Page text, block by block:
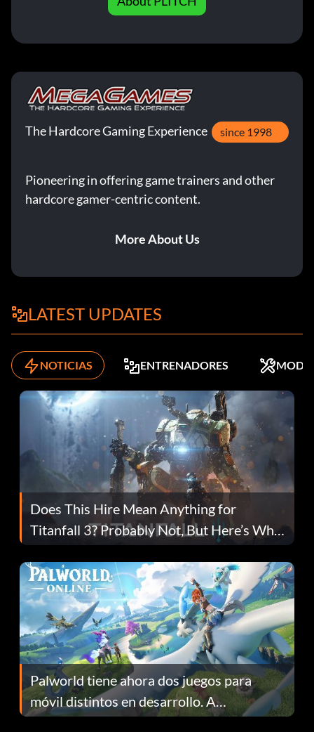
The Hardcore Gaming Experience since 1998
Pioneering in offering game trainers and other
hardcore gamer-centric content.
More About Us
LATEST UPDATES
NOTICIAS ENTRENADORES MODS
Does This Hire Mean Anything for
Titanfall 3? Probably Not, But Here’s Why
Fans Are Hopeful
Palworld tiene ahora dos juegos para
móvil distintos en desarrollo. A
continuación te explicamos por qué.